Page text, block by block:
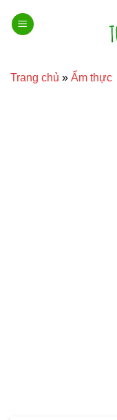
qua
Trang chủ » Ẩm thực